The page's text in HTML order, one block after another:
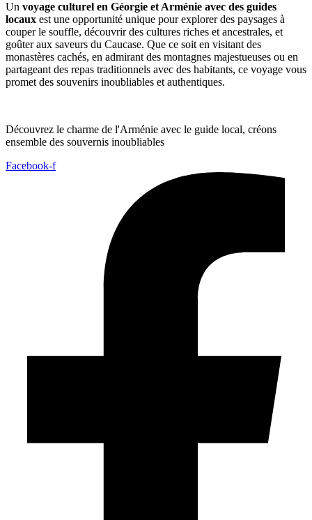
Un voyage culturel en Géorgie et Arménie avec des guides
locaux est une opportunité unique pour explorer des paysages à
couper le souffle, découvrir des cultures riches et ancestrales, et
goûter aux saveurs du Caucase. Que ce soit en visitant des
monastères cachés, en admirant des montagnes majestueuses ou en
partageant des repas traditionnels avec des habitants, ce voyage vous
promet des souvenirs inoubliables et authentiques.
Découvrez le charme de l'Arménie avec le guide local, créons
ensemble des souvernis inoubliables
Facebook-f